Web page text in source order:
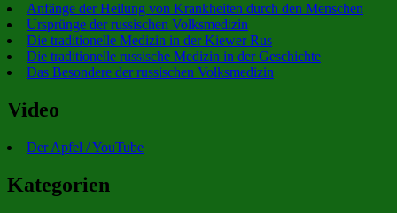
Anfänge der Heilung von Krankheiten durch den Menschen
Ursprünge der russischen Volksmedizin
Die traditionelle Medizin in der Kiewer Rus
Die traditionelle russische Medizin in der Geschichte
Das Besondere der russischen Volksmedizin
Video
Der Apfel / YouTube
Kategorien